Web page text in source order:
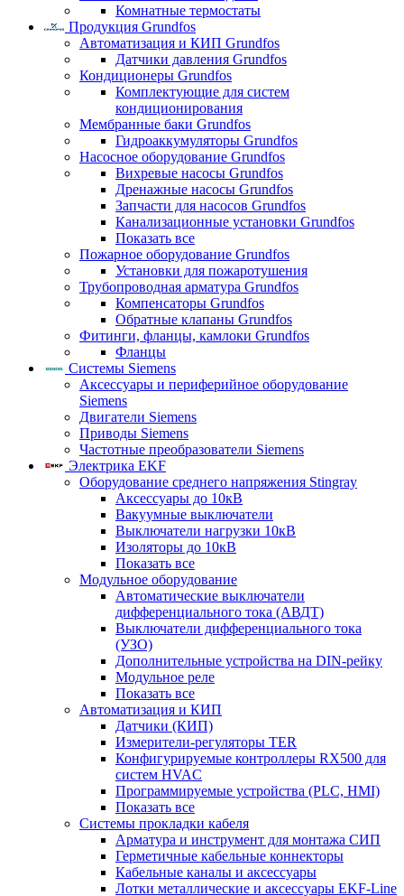
Комнатные термостаты
Продукция Grundfos
Автоматизация и КИП Grundfos
Датчики давления Grundfos
Кондиционеры Grundfos
Комплектующие для систем
кондиционирования
Мембранные баки Grundfos
Гидроаккумуляторы Grundfos
Насосное оборудование Grundfos
Вихревые насосы Grundfos
Дренажные насосы Grundfos
Запчасти для насосов Grundfos
Канализационные установки Grundfos
Показать все
Пожарное оборудование Grundfos
Установки для пожаротушения
Трубопроводная арматура Grundfos
Компенсаторы Grundfos
Обратные клапаны Grundfos
Фитинги, фланцы, камлоки Grundfos
Фланцы
Системы Siemens
Аксессуары и периферийное оборудование
Siemens
Двигатели Siemens
Приводы Siemens
Частотные преобразователи Siemens
Электрика EKF
Оборудование среднего напряжения Stingray
Аксессуары до 10кВ
Вакуумные выключатели
Выключатели нагрузки 10кВ
Изоляторы до 10кВ
Показать все
Модульное оборудование
Автоматические выключатели
дифференциального тока (АВДТ)
Выключатели дифференциального тока
(УЗО)
Дополнительные устройства на DIN-рейку
Модульное реле
Показать все
Автоматизация и КИП
Датчики (КИП)
Измерители-регуляторы TER
Конфигурируемые контроллеры RX500 для
систем HVAC
Программируемые устройства (PLC, HMI)
Показать все
Системы прокладки кабеля
Арматура и инструмент для монтажа СИП
Герметичные кабельные коннекторы
Кабельные каналы и аксессуары
Лотки металлические и аксессуары EKF-Line